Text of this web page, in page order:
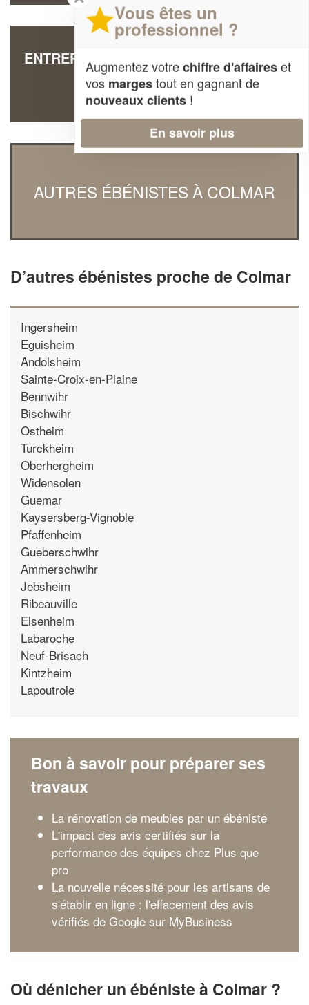
ENTREPRISE ERNY CREATIONS (SARL)
6 Place Saint Joseph
68000 Colmar
AUTRES ÉBÉNISTES À COLMAR
D’autres ébénistes proche de Colmar
Ingersheim
Eguisheim
Andolsheim
Sainte-Croix-en-Plaine
Bennwihr
Bischwihr
Ostheim
Turckheim
Oberhergheim
Widensolen
Guemar
Kaysersberg-Vignoble
Pfaffenheim
Gueberschwihr
Ammerschwihr
Jebsheim
Ribeauville
Elsenheim
Labaroche
Neuf-Brisach
Kintzheim
Lapoutroie
Bon à savoir pour préparer ses
travaux
La rénovation de meubles par un ébéniste
L'impact des avis certifiés sur la
performance des équipes chez Plus que
pro
La nouvelle nécessité pour les artisans de
s'établir en ligne : l'effacement des avis
vérifiés de Google sur MyBusiness
Où dénicher un ébéniste à Colmar ?
Vous êtes un
professionnel ?
Augmentez votrechiffre d'affaireset
vos margestout en gagnant de
nouveaux clients !
En savoir plus